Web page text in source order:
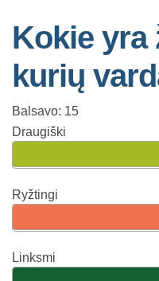
Kokie yra
kurių
Balsavo: 15
Draugiški
Ryžtingi
Linksmi